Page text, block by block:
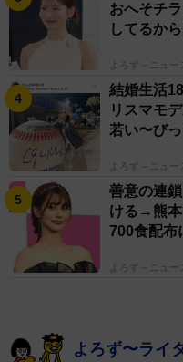
おへそチ
してるか
よろず～ニュー
結婚生活
リスマモ
若い〜びっ
よろず～ニュー
善意の連
ける→熊
700食配布
よろず～ニュー
よろず〜ライ